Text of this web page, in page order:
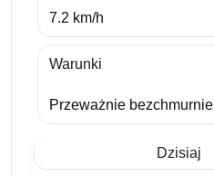
7.2 km/h
Warunki
Przeważnie bezchmurnie
Dzisiaj